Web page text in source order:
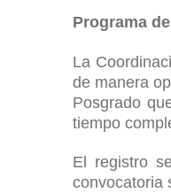
Programa
La
de manera
Posgrado
tiempo
El registro
convocatoria